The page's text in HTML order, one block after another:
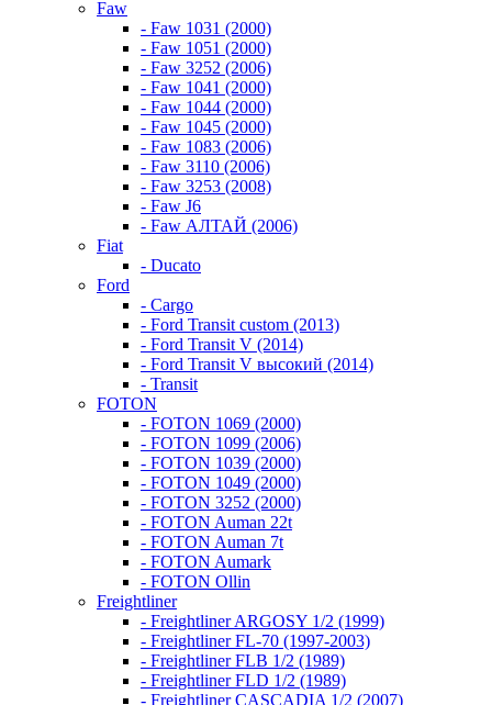
Faw
- Faw 1031 (2000)
- Faw 1051 (2000)
- Faw 3252 (2006)
- Faw 1041 (2000)
- Faw 1044 (2000)
- Faw 1045 (2000)
- Faw 1083 (2006)
- Faw 3110 (2006)
- Faw 3253 (2008)
- Faw J6
- Faw АЛТАЙ (2006)
Fiat
- Ducato
Ford
- Cargo
- Ford Transit custom (2013)
- Ford Transit V (2014)
- Ford Transit V высокий (2014)
- Transit
FOTON
- FOTON 1069 (2000)
- FOTON 1099 (2006)
- FOTON 1039 (2000)
- FOTON 1049 (2000)
- FOTON 3252 (2000)
- FOTON Auman 22t
- FOTON Auman 7t
- FOTON Aumark
- FOTON Ollin
Freightliner
- Freightliner ARGOSY 1/2 (1999)
- Freightliner FL-70 (1997-2003)
- Freightliner FLB 1/2 (1989)
- Freightliner FLD 1/2 (1989)
- Freightliner CASCADIA 1/2 (2007)